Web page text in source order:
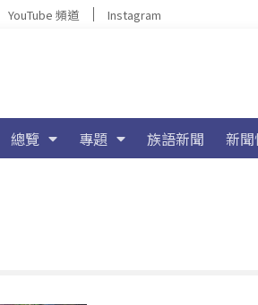
YouTube 頻道 Instagram
總覽 專題 族語新聞 新聞